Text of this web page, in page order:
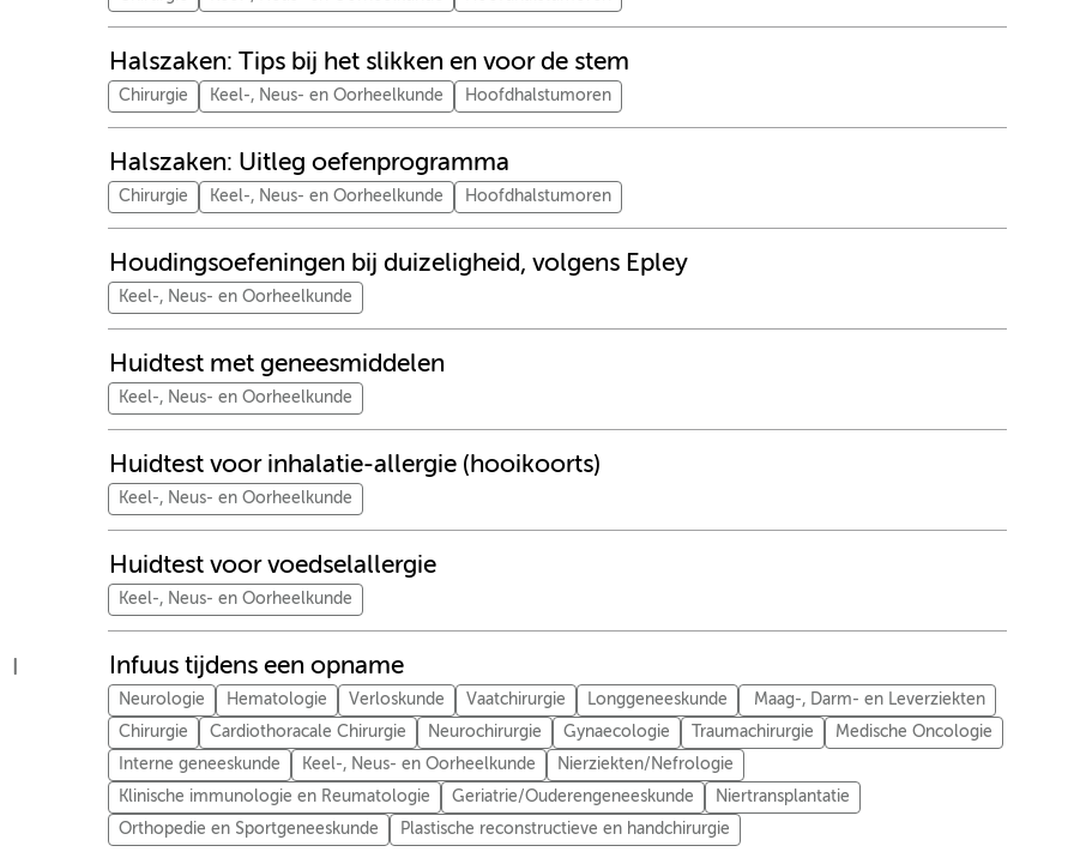
Halszaken: Tips bij het slikken en voor de stem
Chirurgie Keel-, Neus- en Oorheelkunde Hoofdhalstumoren
Halszaken: Uitleg oefenprogramma
Chirurgie Keel-, Neus- en Oorheelkunde Hoofdhalstumoren
Houdingsoefeningen bij duizeligheid, volgens Epley
Keel-, Neus- en Oorheelkunde
Huidtest met geneesmiddelen
Keel-, Neus- en Oorheelkunde
Huidtest voor inhalatie-allergie (hooikoorts)
Keel-, Neus- en Oorheelkunde
Huidtest voor voedselallergie
Keel-, Neus- en Oorheelkunde
Infuus tijdens een opname
Neurologie Hematologie Verloskunde Vaatchirurgie Longgeneeskunde
Maag-, Darm- en Leverziekten
Chirurgie
Cardiothoracale Chirurgie Neurochirurgie Gynaecologie Traumachirurgie
Medische Oncologie
Interne geneeskunde
Keel-, Neus- en Oorheelkunde
Nierziekten/Nefrologie
Klinische immunologie en Reumatologie
Geriatrie/Ouderengeneeskunde
Niertransplantatie
Orthopedie en Sportgeneeskunde
Plastische reconstructieve en handchirurgie